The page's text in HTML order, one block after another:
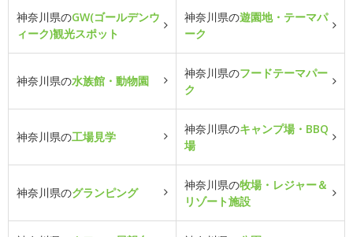
神奈川県のGW(ゴールデンウ
ィーク)観光スポット
神奈川県の遊園地・テーマパ
ーク
神奈川県の水族館・動物園
神奈川県のフードテーマパー
ク
神奈川県の工場見学
神奈川県のキャンプ場・BBQ
場
神奈川県のグランピング
神奈川県の牧場・レジャー＆
リゾート施設